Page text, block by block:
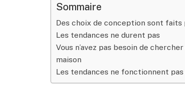
Sommaire
Des choix de conception sont
Les tendances ne durent pas
Vous n’avez pas besoin de
maison
Les tendances ne fonctionnent